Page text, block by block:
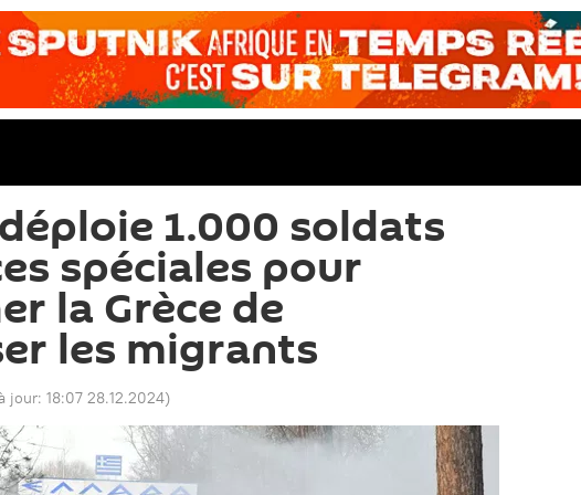
1.000 soldats
spéciales pour
la Grèce de
les migrants
jour: 18:07 28.12.2024)